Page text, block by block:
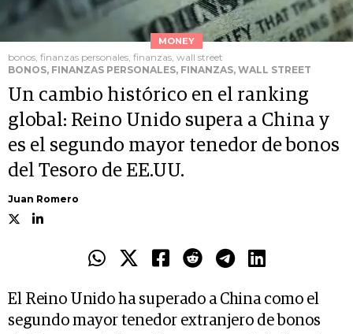
MONEY
bonos, finanzas personales, finanzas, wall street
BONOS, FINANZAS PERSONALES, FINANZAS, WALL STREET
Un cambio histórico en el ranking
global: Reino Unido supera a China y
es el segundo mayor tenedor de bonos
del Tesoro de EE.UU.
Juan Romero
El Reino Unido ha superado a China como el
segundo mayor tenedor extranjero de bonos